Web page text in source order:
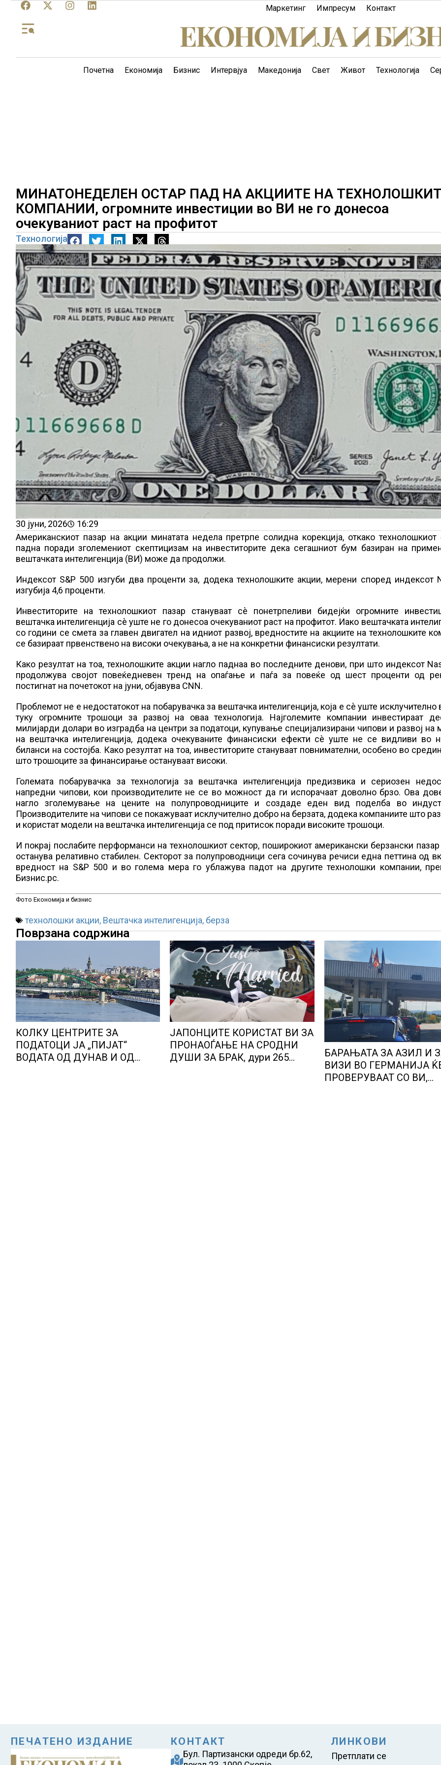
Маркетинг Импресум Контакт
Почетна Економија Бизнис Интервјуа Македонија Свет Живот Технологија
МИНАТОНЕДЕЛЕН ОСТАР ПАД НА АКЦИИТЕ НА
КОМПАНИИ, огромните инвестиции во ВИ не го донесоа
очекуваниот раст на профитот
Технологија
30 јуни, 2026
16:29
Американскиот пазар на акции минатата недела претрпе солидна корекција, откако технолошкиот
падна поради зголемениот скептицизам на инвеститорите дека сегашниот бум базиран на
вештачката интелигенција (ВИ) може да продолжи.
Индексот S&P 500 изгуби два проценти за, додека технолошките акции, мерени според индексот
изгубија 4,6 проценти.
Инвеститорите на технолошкиот пазар стануваат сè понетрпеливи бидејќи огромните
вештачка интелигенција сè уште не го донесоа очекуваниот раст на профитот. Иако вештачката
со години се смета за главен двигател на идниот развој, вредностите на акциите на технолошките
се базираат првенствено на високи очекувања, а не на конкретни финансиски резултати.
Како резултат на тоа, технолошките акции нагло паднаа во последните денови, при што индексот
продолжува својот повеќедневен тренд на опаѓање и паѓа за повеќе од шест проценти од
постигнат на почетокот на јуни, објавува CNN.
Проблемот не е недостатокот на побарувачка за вештачка интелигенција, која е сè уште исклучително
туку огромните трошоци за развој на оваа технологија. Најголемите компании инвестираат
милијарди долари во изградба на центри за податоци, купување специјализирани чипови и развој на
на вештачка интелигенција, додека очекуваните финансиски ефекти сè уште не се видливи во
биланси на состојба. Како резултат на тоа, инвеститорите стануваат повнимателни, особено во
што трошоците за финансирање остануваат високи.
Големата побарувачка за технологија за вештачка интелигенција предизвика и сериозен
напредни чипови, кои производителите не се во можност да ги испорачаат доволно брзо. Ова
нагло зголемување на цените на полупроводниците и создаде еден вид поделба во
Производителите на чипови се покажуваат исклучително добро на берзата, додека компаниите што
и користат модели на вештачка интелигенција се под притисок поради високите трошоци.
И покрај послабите перформанси на технолошкиот сектор, поширокиот американски берзански пазар
останува релативно стабилен. Секторот за полупроводници сега сочинува речиси една петтина од
вредност на S&P 500 и во голема мера го ублажува падот на другите технолошки компании,
Бизнис.рс.
Фото Економија и бизнис
технолошки акции, Вештачка интелигенција, берза
Поврзана содржина
КОЛКУ ЦЕНТРИТЕ ЗА
ПОДАТОЦИ ЈА „ПИЈАТ“
ВОДАТА ОД ДУНАВ И ОД
ЈАПОНЦИТЕ КОРИСТАТ ВИ ЗА
ПРОНАОЃАЊЕ НА СРОДНИ
ДУШИ ЗА БРАК, дури 265
БАРАЊАТА ЗА АЗИЛ И
ВИЗИ ВО ГЕРМАНИЈА
ПРОВЕРУВААТ СО ВИ,
ПЕЧАТЕНО ИЗДАНИЕ КОНТАКТ
Бул. Партизански одреди бр.62,
ЛИНКОВИ
Претплати се